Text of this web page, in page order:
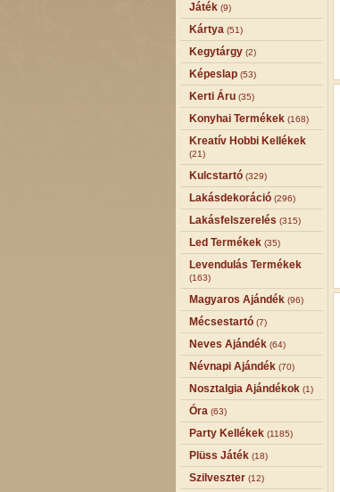
Játék (9)
Kártya (51)
Kegytárgy (2)
Képeslap (53)
Kerti Áru (35)
Konyhai Termékek (168)
Kreatív Hobbi Kellékek
(21)
Kulcstartó (329)
Lakásdekoráció (296)
Lakásfelszerelés (315)
Led Termékek (35)
Levendulás Termékek
(163)
Magyaros Ajándék (96)
Mécsestartó (7)
Neves Ajándék (64)
Névnapi Ajándék (70)
Nosztalgia Ajándékok (1)
Óra (63)
Party Kellékek (1185)
Plüss Játék (18)
Szilveszter (12)